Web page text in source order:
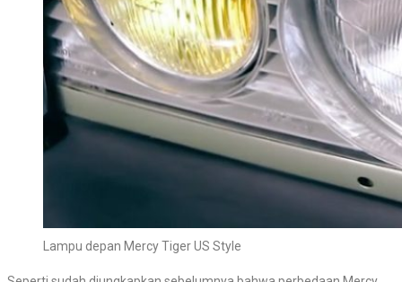
Lampu depan Mercy Tiger US Style